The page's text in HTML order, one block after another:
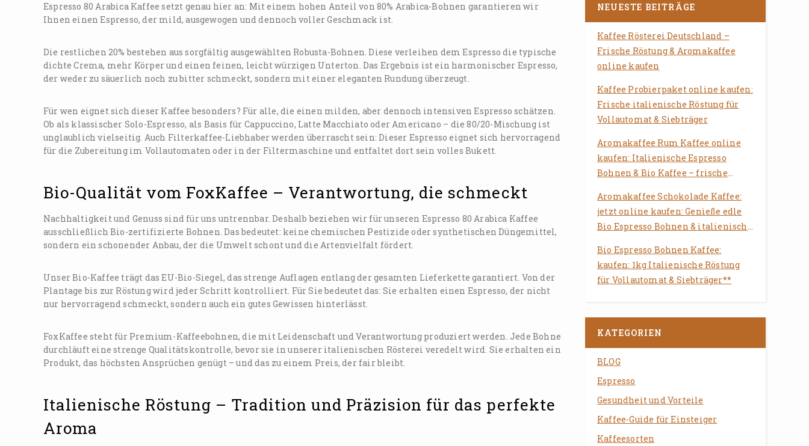
Espresso 80 Arabica Kaffee setzt genau hier an: Mit einem hohen Anteil von 80% Arabica-Bohnen garantieren wir
Ihnen einen Espresso, der mild, ausgewogen und dennoch voller Geschmack ist.
Die restlichen 20% bestehen aus sorgfältig ausgewählten Robusta-Bohnen. Diese verleihen dem Espresso die typische
dichte Crema, mehr Körper und einen feinen, leicht würzigen Unterton. Das Ergebnis ist ein harmonischer Espresso,
der weder zu säuerlich noch zu bitter schmeckt, sondern mit einer eleganten Rundung überzeugt.
Für wen eignet sich dieser Kaffee besonders? Für alle, die einen milden, aber dennoch intensiven Espresso schätzen.
Ob als klassischer Solo-Espresso, als Basis für Cappuccino, Latte Macchiato oder Americano – die 80/20-Mischung ist
unglaublich vielseitig. Auch Filterkaffee-Liebhaber werden überrascht sein: Dieser Espresso eignet sich hervorragend
für die Zubereitung im Vollautomaten oder in der Filtermaschine und entfaltet dort sein volles Bukett.
Bio-Qualität vom FoxKaffee – Verantwortung, die schmeckt
Nachhaltigkeit und Genuss sind für uns untrennbar. Deshalb beziehen wir für unseren Espresso 80 Arabica Kaffee
ausschließlich Bio-zertifizierte Bohnen. Das bedeutet: keine chemischen Pestizide oder synthetischen Düngemittel,
sondern ein schonender Anbau, der die Umwelt schont und die Artenvielfalt fördert.
Unser Bio-Kaffee trägt das EU-Bio-Siegel, das strenge Auflagen entlang der gesamten Lieferkette garantiert. Von der
Plantage bis zur Röstung wird jeder Schritt kontrolliert. Für Sie bedeutet das: Sie erhalten einen Espresso, der nicht
nur hervorragend schmeckt, sondern auch ein gutes Gewissen hinterlässt.
FoxKaffee steht für Premium-Kaffeebohnen, die mit Leidenschaft und Verantwortung produziert werden. Jede Bohne
durchläuft eine strenge Qualitätskontrolle, bevor sie in unserer italienischen Rösterei veredelt wird. Sie erhalten ein
Produkt, das höchsten Ansprüchen genügt – und das zu einem Preis, der fair bleibt.
Italienische Röstung – Tradition und Präzision für das perfekte
Aroma
NEUESTE BEITRÄGE
Kaffee Rösterei Deutschland –
Frische Röstung & Aromakaffee
online kaufen
Kaffee Probierpaket online kaufen:
Frische italienische Röstung für
Vollautomat & Siebträger
Aromakaffee Rum Kaffee online
kaufen: Italienische Espresso
Bohnen & Bio Kaffee – frische
Siebträger
Aromakaffee Schokolade Kaffee:
jetzt online kaufen: Genieße edle
Bio Espresso Bohnen & italienische
Bio Espresso Bohnen Kaffee:
kaufen: 1kg Italienische Röstung
für Vollautomat & Siebträger**
KATEGORIEN
BLOG
Espresso
Gesundheit und Vorteile
Kaffee-Guide für Einsteiger
Kaffeesorten